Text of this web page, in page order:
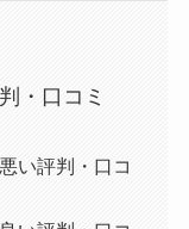
・口コミ
い評判・口コ